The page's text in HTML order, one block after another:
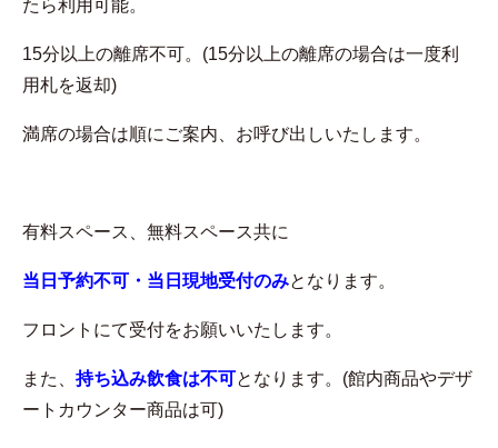
たら利用可能。
15分以上の離席不可。(15分以上の離席の場合は一度利
用札を返却)
満席の場合は順にご案内、お呼び出しいたします。
有料スペース、無料スペース共に
当日予約不可・当日現地受付のみとなります。
フロントにて受付をお願いいたします。
また、 持ち込み飲食は不可となります。(館内商品やデザ
ートカウンター商品は可)